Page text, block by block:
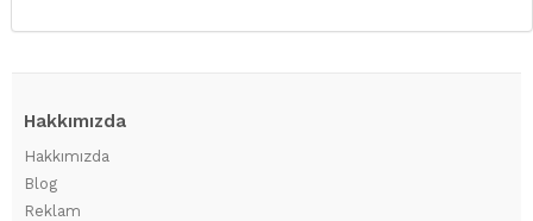
Hakkımızda
Hakkımızda
Blog
Reklam